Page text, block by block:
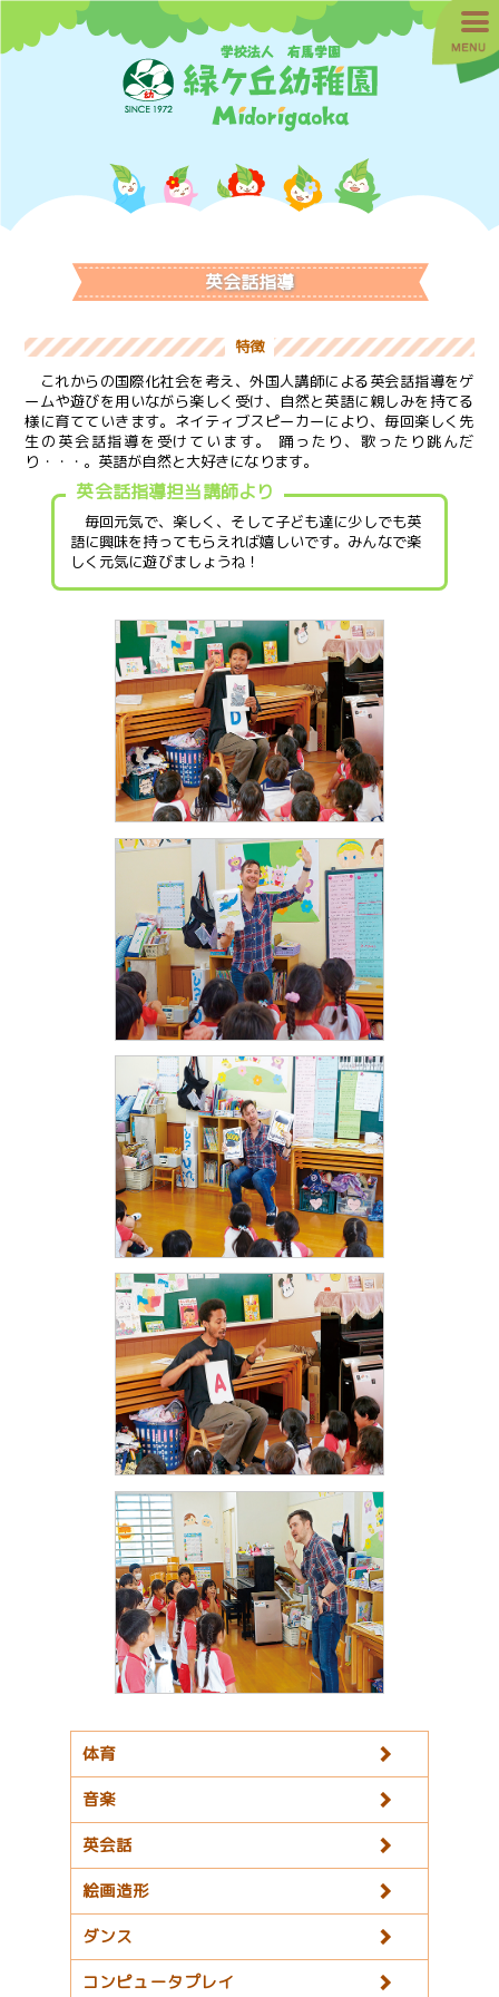
英会話指導
特徴
これからの国際化社会を考え、外国人講師による英会話指導をゲ
ームや遊びを用いながら楽しく受け、自然と英語に親しみを持てる
様に育てていきます。ネイティブスピーカーにより、毎回楽しく先
生の英会話指導を受けています。 踊ったり、歌ったり跳んだ
り・・・。英語が自然と大好きになります。
英会話指導担当講師より
毎回元気で、楽しく、そして子ども達に少しでも英
語に興味を持ってもらえれば嬉しいです。みんなで楽
しく元気に遊びましょうね！
体育
音楽
英会話
絵画造形
ダンス
コンピュータプレイ